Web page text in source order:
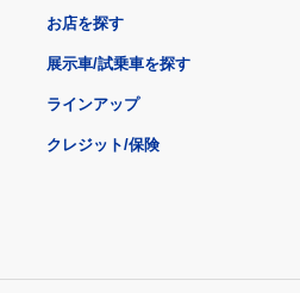
お店を探す
展示車/試乗車を探す
ラインアップ
クレジット/保険